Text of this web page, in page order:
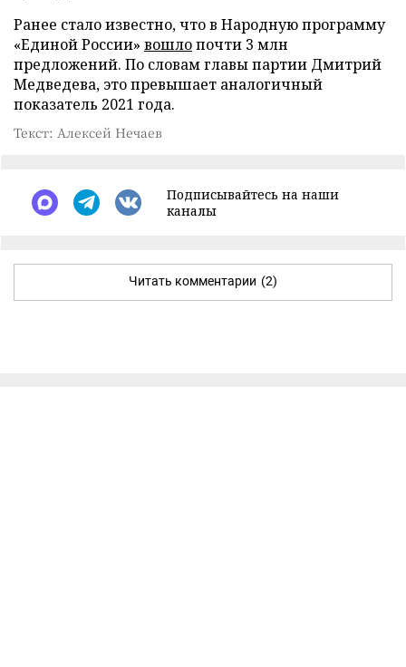
Ранее стало известно, что в Народную программу
«Единой России» вошлопочти 3 млн
предложений. По словам главы партии Дмитрий
Медведева, это превышает аналогичный
показатель 2021 года.
Текст: Алексей Нечаев
Подписывайтесь на наши
каналы
Читать комментарии (2)